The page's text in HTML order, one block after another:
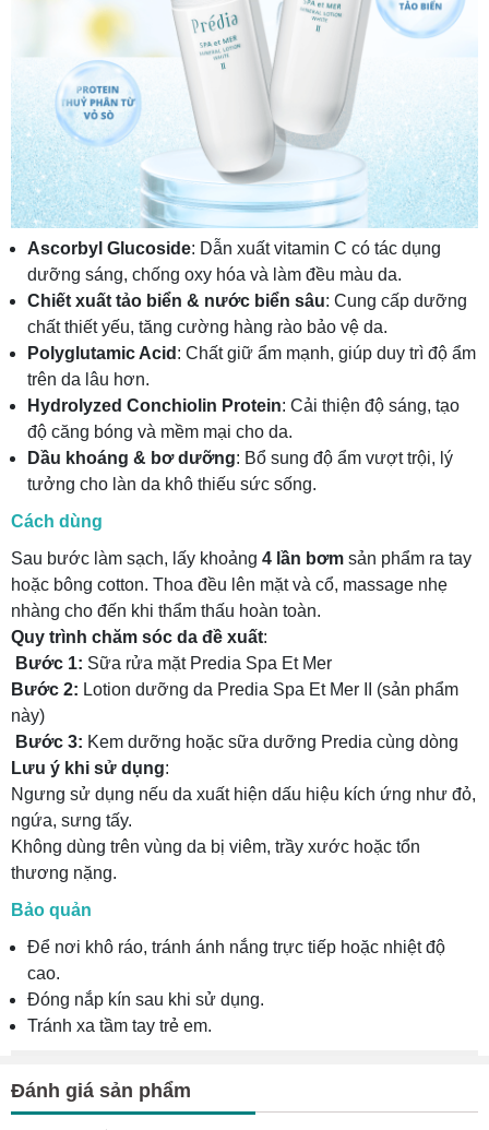
Ascorbyl Glucoside: Dẫn xuất vitamin C có tác dụng
dưỡng sáng, chống oxy hóa và làm đều màu da.
Chiết xuất tảo biển & nước biển sâu: Cung cấp dưỡng
chất thiết yếu, tăng cường hàng rào bảo vệ da.
Polyglutamic Acid : Chất giữ ẩm mạnh, giúp duy trì độ ẩm
trên da lâu hơn.
Hydrolyzed Conchiolin Protein: Cải thiện độ sáng, tạo
độ căng bóng và mềm mại cho da.
Dầu khoáng & bơ dưỡng: Bổ sung độ ẩm vượt trội, lý
tưởng cho làn da khô thiếu sức sống.
Cách dùng
Sau bước làm sạch, lấy khoảng 4 lần bơm sản phẩm ra tay
hoặc bông cotton. Thoa đều lên mặt và cổ, massage nhẹ
nhàng cho đến khi thẩm thấu hoàn toàn.
Quy trình chăm sóc da đề xuất:
Bước 1: Sữa rửa mặt Predia Spa Et Mer
Bước 2: Lotion dưỡng da Predia Spa Et Mer II (sản phẩm
này)
Bước 3: Kem dưỡng hoặc sữa dưỡng Predia cùng dòng
Lưu ý khi sử dụng:
Ngưng sử dụng nếu da xuất hiện dấu hiệu kích ứng như đỏ,
ngứa, sưng tấy.
Không dùng trên vùng da bị viêm, trầy xước hoặc tổn
thương nặng.
Bảo quản
Để nơi khô ráo, tránh ánh nắng trực tiếp hoặc nhiệt độ
cao.
Đóng nắp kín sau khi sử dụng.
Tránh xa tầm tay trẻ em.
Đánh giá sản phẩm